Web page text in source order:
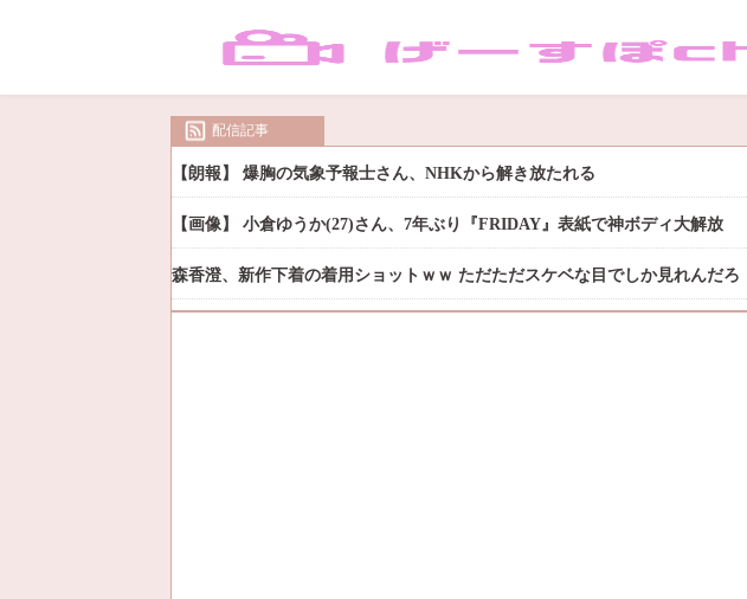
配信記事
【朗報】 爆胸の気象予報士さん、NHKから解き放たれる
【画像】 小倉ゆうか(27)さん、7年ぶり『FRIDAY』表紙で神ボディ大解放
森香澄、新作下着の着用ショットｗｗ ただただスケベな目でしか見れんだろ